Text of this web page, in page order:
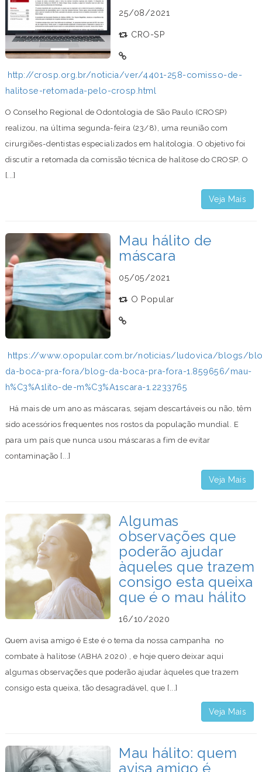
25/08/2021
CRO-SP
http://crosp.org.br/noticia/ver/4401-258-comisso-de-
halitose-retomada-pelo-crosp.html
O Conselho Regional de Odontologia de São Paulo (CROSP)
realizou, na última segunda-feira (23/8), uma reunião com
cirurgiões-dentistas especializados em halitologia. O objetivo foi
discutir a retomada da comissão técnica de halitose do CROSP. O
[...]
Veja Mais
Mau hálito de
máscara
05/05/2021
O Popular
https://www.opopular.com.br/noticias/ludovica/blogs/
da-boca-pra-fora/blog-da-boca-pra-fora-1.859656/mau-
h%C3%A1lito-de-m%C3%A1scara-1.2233765
Há mais de um ano as máscaras, sejam descartáveis ou não, têm
sido acessórios frequentes nos rostos da população mundial. E
para um país que nunca usou máscaras a fim de evitar
contaminação [...]
Veja Mais
Algumas
observações que
poderão ajudar
àqueles que trazem
consigo esta queixa
que é o mau hálito
16/10/2020
Quem avisa amigo é Este é o tema da nossa campanha no
combate à halitose (ABHA 2020) , e hoje quero deixar aqui
algumas observações que poderão ajudar àqueles que trazem
consigo esta queixa, tão desagradável, que [...]
Veja Mais
Mau hálito: quem
avisa amigo é